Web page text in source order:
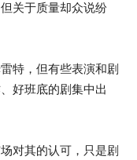
关于质量却众说纷
特，但有些表演和剧
好班底的剧集中出
对其的认可，只是剧